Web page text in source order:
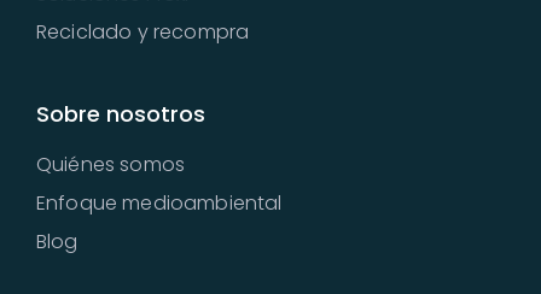
Reciclado y recompra
Sobre nosotros
Quiénes somos
Enfoque medioambiental
Blog